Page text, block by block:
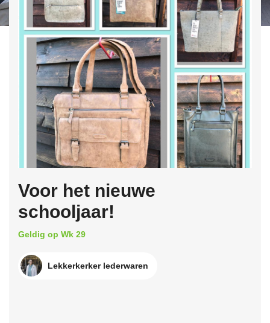
Voor het nieuwe
schooljaar!
Geldig op Wk 29
Lekkerkerker lederwaren